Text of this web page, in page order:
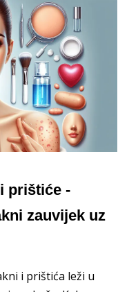
prištiće -
zauvijek uz
i prištića leži u